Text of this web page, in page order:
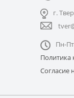
г.
Пн-
Политика
Согласие